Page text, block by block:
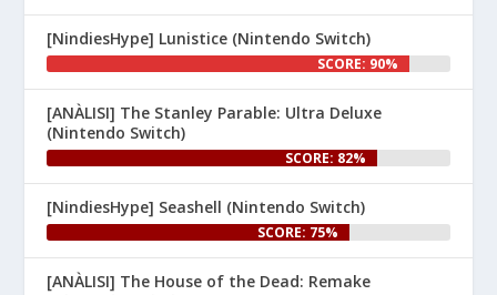
1
Nintenhype.Cat @nintenhype.cat
⋅
1m
El món dels videojocs: ⚡🔥💥💀
Nintendo:
[NindiesHype] Lunistice (Nintendo Switch)
SCORE: 90%
[ANÀLISI] The Stanley Parable: Ultra Deluxe
(Nintendo Switch)
SCORE: 82%
[NindiesHype] Seashell (Nintendo Switch)
SCORE: 75%
[ANÀLISI] The House of the Dead: Remake